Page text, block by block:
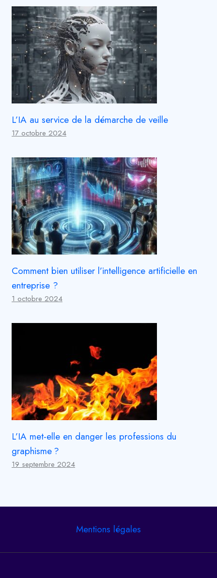
L’IA au service de la démarche de veille
17 octobre 2024
Comment bien utiliser l’intelligence artificielle en
entreprise ?
1 octobre 2024
L’IA met-elle en danger les professions du
graphisme ?
19 septembre 2024
Mentions légales